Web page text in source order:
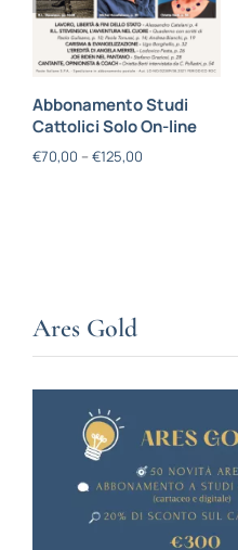
Abbonamento Studi
Cattolici Solo On-line
€70,00 – €125,00
Ares Gold